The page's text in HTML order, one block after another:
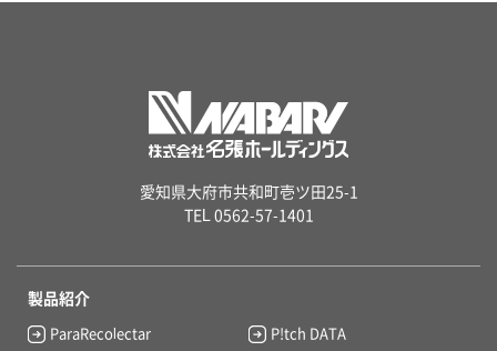
愛知県大府市共和町壱ツ田25-1
TEL 0562-57-1401
製品紹介
ParaRecolectar
P!tch DATA